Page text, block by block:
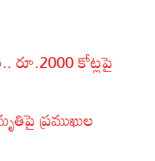
రూ.2000 కోట్లపై
ప్రముఖుల